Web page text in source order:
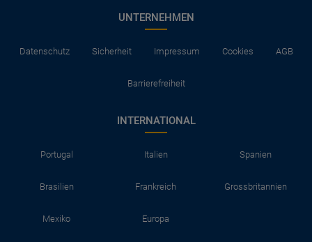
UNTERNEHMEN
Datenschutz Sicherheit Impressum Cookies AGB
Barrierefreiheit
INTERNATIONAL
Portugal Italien Spanien
Brasilien Frankreich Grossbritannien
Mexiko Europa